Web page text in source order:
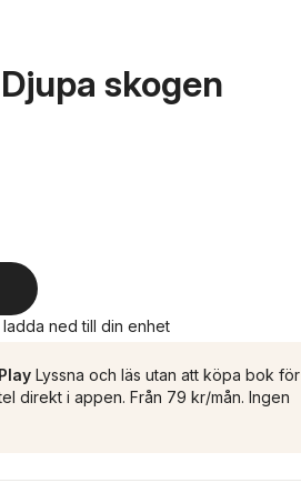
skogen
ned till din enhet
Lyssna och läs utan att köpa bok för
direkt i appen. Från 79 kr/mån. Ingen